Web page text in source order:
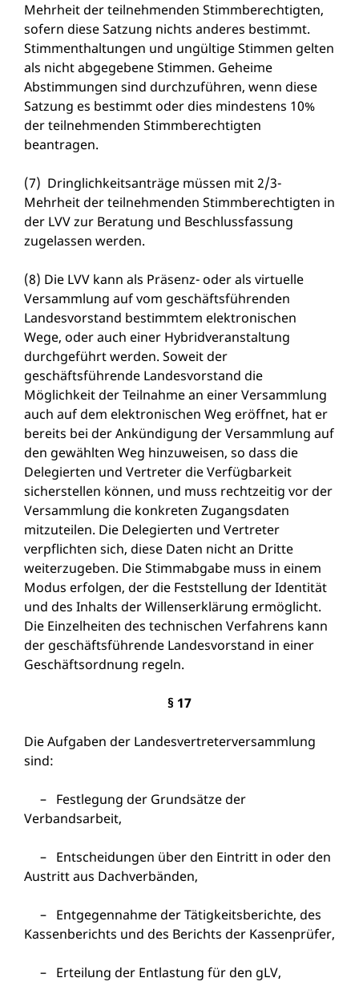
Mehrheit der teilnehmenden Stimmberechtigten,
sofern diese Satzung nichts anderes bestimmt.
Stimmenthaltungen und ungültige Stimmen gelten
als nicht abgegebene Stimmen. Geheime
Abstimmungen sind durchzuführen, wenn diese
Satzung es bestimmt oder dies mindestens 10%
der teilnehmenden Stimmberechtigten
beantragen.
(7) Dringlichkeitsanträge müssen mit 2/3-
Mehrheit der teilnehmenden Stimmberechtigten in
der LVV zur Beratung und Beschlussfassung
zugelassen werden.
(8) Die LVV kann als Präsenz- oder als virtuelle
Versammlung auf vom geschäftsführenden
Landesvorstand bestimmtem elektronischen
Wege, oder auch einer Hybridveranstaltung
durchgeführt werden. Soweit der
geschäftsführende Landesvorstand die
Möglichkeit der Teilnahme an einer Versammlung
auch auf dem elektronischen Weg eröffnet, hat er
bereits bei der Ankündigung der Versammlung auf
den gewählten Weg hinzuweisen, so dass die
Delegierten und Vertreter die Verfügbarkeit
sicherstellen können, und muss rechtzeitig vor der
Versammlung die konkreten Zugangsdaten
mitzuteilen. Die Delegierten und Vertreter
verpflichten sich, diese Daten nicht an Dritte
weiterzugeben. Die Stimmabgabe muss in einem
Modus erfolgen, der die Feststellung der Identität
und des Inhalts der Willenserklärung ermöglicht.
Die Einzelheiten des technischen Verfahrens kann
der geschäftsführende Landesvorstand in einer
Geschäftsordnung regeln.
§ 17
Die Aufgaben der Landesvertreterversammlung
sind:
– Festlegung der Grundsätze der
Verbandsarbeit,
– Entscheidungen über den Eintritt in oder den
Austritt aus Dachverbänden,
– Entgegennahme der Tätigkeitsberichte, des
Kassenberichts und des Berichts der Kassenprüfer,
– Erteilung der Entlastung für den gLV,